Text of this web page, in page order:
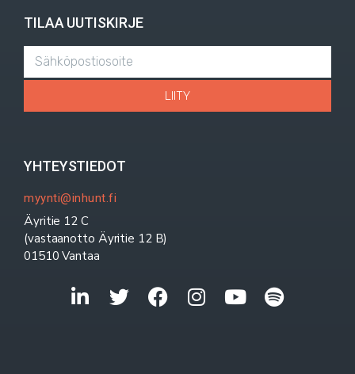
TILAA UUTISKIRJE
LIITY
YHTEYSTIEDOT
myynti@inhunt.fi
Äyritie 12 C
(vastaanotto Äyritie 12 B)
01510 Vantaa